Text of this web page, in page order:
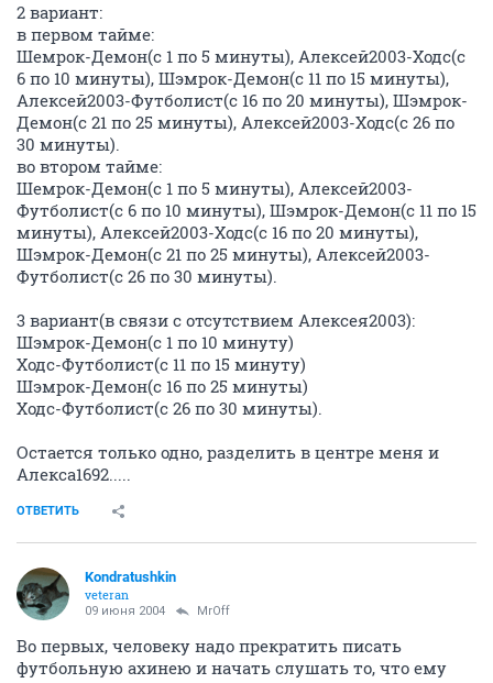
2 вариант:
в первом тайме:
Шемрок-Демон(с 1 по 5 минуты), Алексей2003-Ходс(с
6 по 10 минуты), Шэмрок-Демон(с 11 по 15 минуты),
Алексей2003-Футболист(с 16 по 20 минуты), Шэмрок-
Демон(с 21 по 25 минуты), Алексей2003-Ходс(с 26 по
30 минуты).
во втором тайме:
Шемрок-Демон(с 1 по 5 минуты), Алексей2003-
Футболист(с 6 по 10 минуты), Шэмрок-Демон(с 11 по 15
минуты), Алексей2003-Ходс(с 16 по 20 минуты),
Шэмрок-Демон(с 21 по 25 минуты), Алексей2003-
Футболист(с 26 по 30 минуты).
3 вариант(в связи с отсутствием Алексея2003):
Шэмрок-Демон(с 1 по 10 минуту)
Ходс-Футболист(с 11 по 15 минуту)
Шэмрок-Демон(с 16 по 25 минуты)
Ходс-Футболист(с 26 по 30 минуты).
Остается только одно, разделить в центре меня и
Алекса1692.....
ОТВЕТИТЬ
Kondratushkin
veteran
09 июня 2004 MrOff
Во первых, человеку надо прекратить писать
футбольную ахинею и начать слушать то, что ему